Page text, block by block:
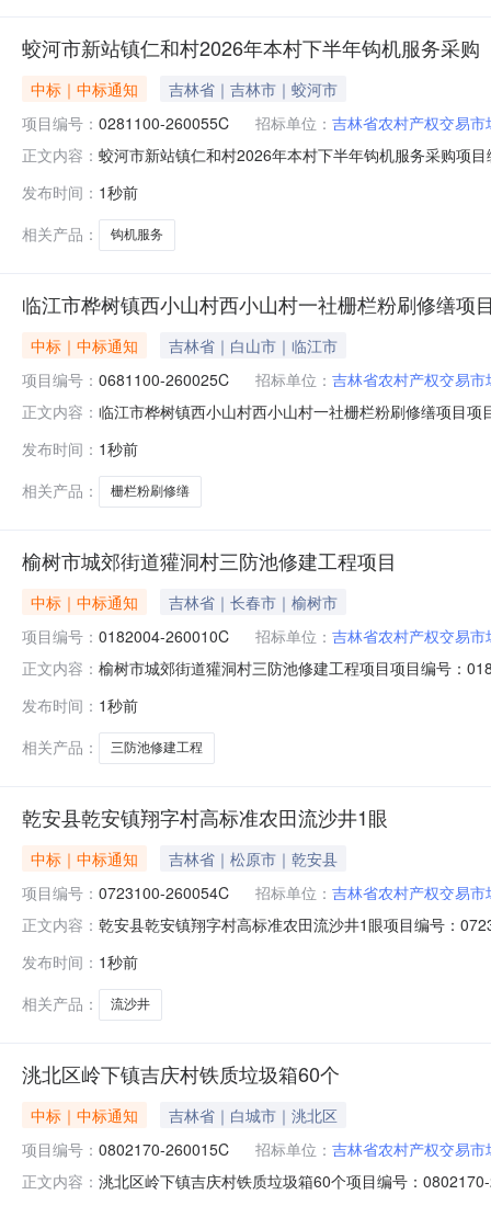
蛟河市新站镇仁和村2026年本村下半年钩机服务采购
中标｜中标通知
吉林省｜吉林市｜蛟河市
项目编号： 0281100-260055C 招标单位： 吉林省农村产权交易市
正文内容： 蛟河市新站镇仁和村2026年本村下半年钩机服务采购项
省吉林市蛟河市新站镇池南区政府公开栏、吉林省吉林
发布时间： 1秒前
相关产品：
钩机服务
临江市桦树镇西小山村西小山村一社栅栏粉刷修缮项
中标｜中标通知
吉林省｜白山市｜临江市
项目编号： 0681100-260025C 招标单位： 吉林省农村产权交易市
正文内容： 临江市桦树镇西小山村西小山村一社栅栏粉刷修缮项目
吉林省白山市临江市桦树镇池南区政府公开栏、临江市
发布时间： 1秒前
相关产品：
栅栏粉刷修缮
榆树市城郊街道獾洞村三防池修建工程项目
中标｜中标通知
吉林省｜长春市｜榆树市
项目编号： 0182004-260010C 招标单位： 吉林省农村产权交易市
正文内容： 榆树市城郊街道獾洞村三防池修建工程项目项目编号：
郊街道池南区政府公开栏、吉林省长春市榆树市城郊街
发布时间： 1秒前
相关产品：
三防池修建工程
乾安县乾安镇翔字村高标准农田流沙井1眼
中标｜中标通知
吉林省｜松原市｜乾安县
项目编号： 0723100-260054C 招标单位： 吉林省农村产权交易市
正文内容： 乾安县乾安镇翔字村高标准农田流沙井1眼项目编号：
镇池南区政府公开栏、吉林省松原市乾安县乾安镇翔字
发布时间： 1秒前
相关产品：
流沙井
洮北区岭下镇吉庆村铁质垃圾箱60个
中标｜中标通知
吉林省｜白城市｜洮北区
项目编号： 0802170-260015C 招标单位： 吉林省农村产权交易市
正文内容： 洮北区岭下镇吉庆村铁质垃圾箱60个项目编号：